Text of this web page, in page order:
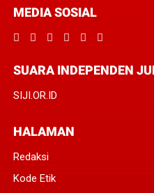
MEDIA SOSIAL
SUARA INDEPENDEN
SIJI.OR.ID
HALAMAN
Redaksi
Kode Etik